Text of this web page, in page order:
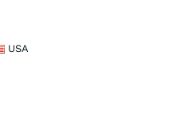
USA